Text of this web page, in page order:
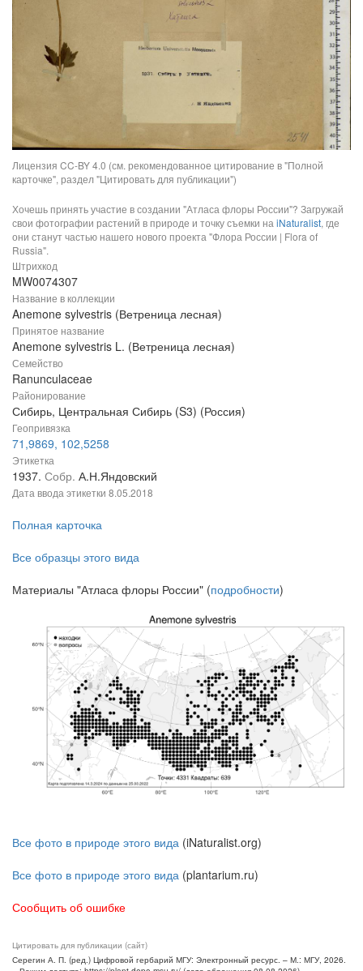
Лицензия CC-BY 4.0 (см. рекомендованное цитирование в "Полной
карточке", раздел "Цитировать для публикации")
Хочешь принять участие в создании "Атласа флоры России"? Загружай
свои фотографии растений в природе и точку съемки на iNaturalist, где
они станут частью нашего нового проекта "Флора России | Flora of
Russia".
Штрихкод
MW0074307
Название в коллекции
Anemone sylvestris (Ветреница лесная)
Принятое название
Anemone sylvestris L. (Ветреница лесная)
Семейство
Ranunculaceae
Районирование
Сибирь, Центральная Сибирь (S3) (Россия)
Геопривязка
71,9869, 102,5258
Этикетка
1937. Собр. А.Н.Яндовский
Дата ввода этикетки 8.05.2018
Полная карточка
Все образцы этого вида
Материалы "Атласа флоры России" (подробности)
Все фото в природе этого вида (iNaturalist.org)
Все фото в природе этого вида (plantarium.ru)
Сообщить об ошибке
Цитировать для публикации (сайт)
Серегин А. П. (ред.) Цифровой гербарий МГУ: Электронный ресурс. – М.: МГУ, 2026.